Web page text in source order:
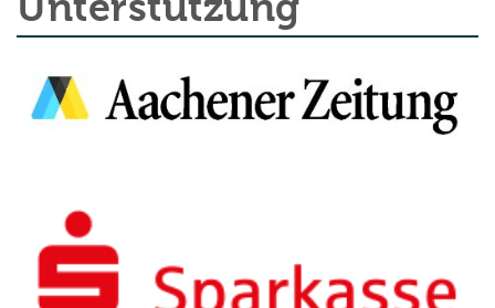
Unterstützung